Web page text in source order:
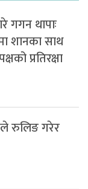
गगन थापाः
शानका साथ
प्रतिरक्षा
रुलिङ गरेर